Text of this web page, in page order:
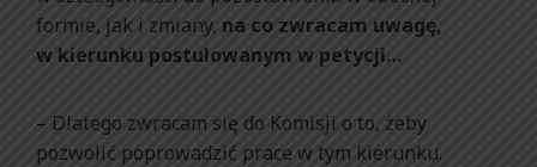
formie, jak i zmiany, na co zwracam uwagę,
w kierunku postulowanym w petycji…
– Dlatego zwracam się do Komisji o to, żeby
pozwolić poprowadzić prace w tym kierunku.